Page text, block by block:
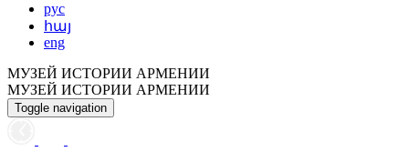
рус
հայ
eng
МУЗЕЙ ИСТОРИИ АРМЕНИИ
МУЗЕЙ ИСТОРИИ АРМЕНИИ
Toggle navigation